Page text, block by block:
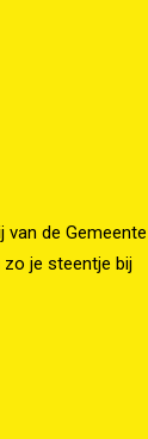
van de Gemeente
zo je steentje bij